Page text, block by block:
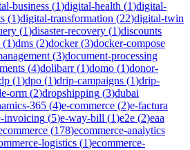
business (1)digital-health (1)digital-
(1)digital-transformation (22)digital-twin
(1)disaster-recovery (1)discounts
(1)dms (2)docker(3)docker-compose
(3)document-processing
(4)dolibarr(1)domo (1)donor-
(1)dpo (1)drip-campaigns (1)drip-
orm (2)dropshipping (3)dubai
365 (4)e-commerce (2)e-factura
invoicing (5)e-way-bill (1)e2e (2)eaa
(178)ecommerce-analytics
logistics (1)ecommerce-